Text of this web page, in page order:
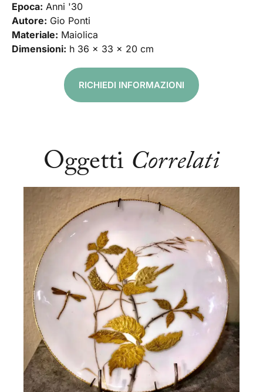
Epoca: Anni '30
Autore: Gio Ponti
Materiale: Maiolica
Dimensioni: h 36 x 33 x 20 cm
RICHIEDI INFORMAZIONI
Oggetti Correlati